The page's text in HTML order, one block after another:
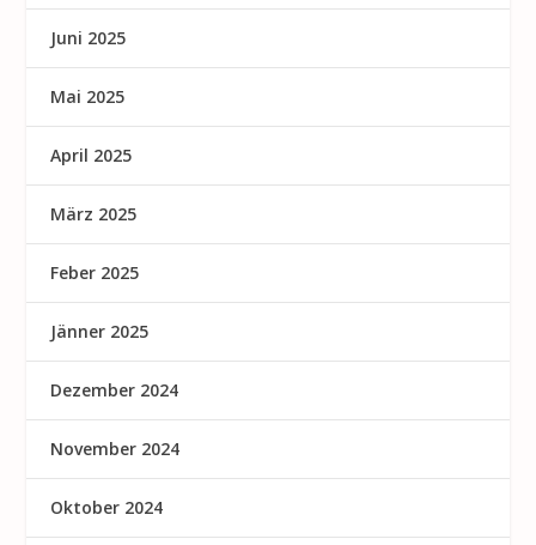
Juni 2025
Mai 2025
April 2025
März 2025
Feber 2025
Jänner 2025
Dezember 2024
November 2024
Oktober 2024